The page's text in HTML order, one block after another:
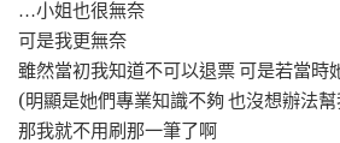
…小姐也很無奈
可是我更無奈
雖然當初我知道不可以退票 可是若當時
(明顯是她們專業知識不夠 也沒想辦法
那我就不用刷那一筆了啊